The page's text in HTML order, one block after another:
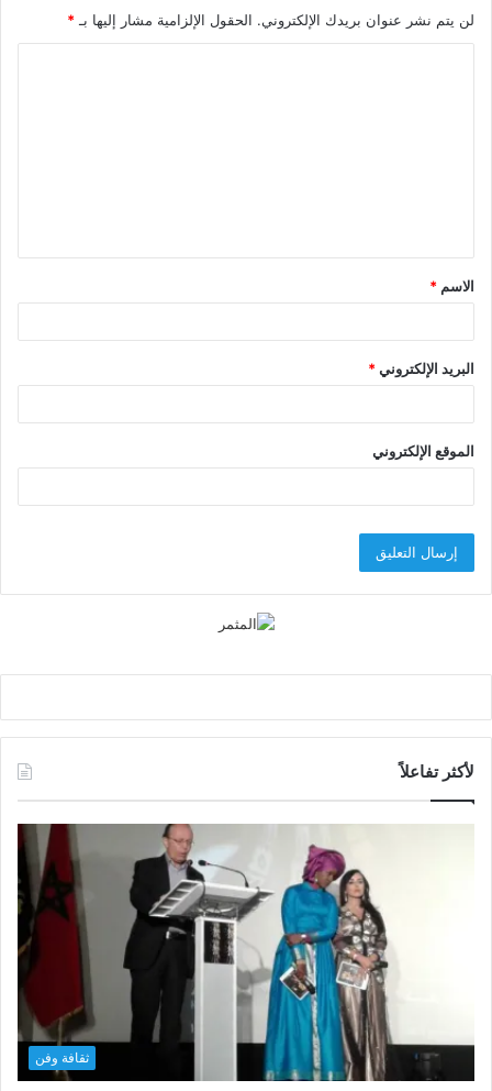
لن يتم نشر عنوان بريدك الإلكتروني. الحقول الإلزامية مشار إليها بـ *
ق
*
الاسم *
البريد الإلكتروني*
الموقع الإلكتروني
لأكثر تفاعلاً
ثقافة وفن